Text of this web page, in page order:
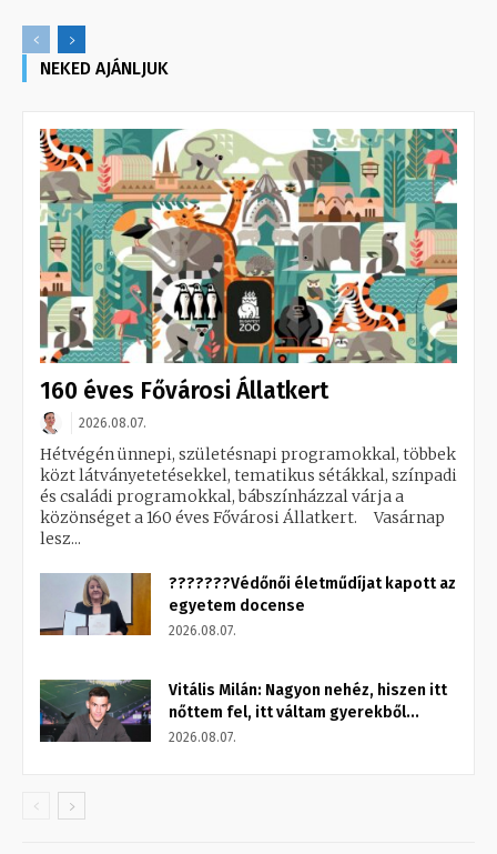
NEKED AJÁNLJUK
160 éves Fővárosi Állatkert
2026.08.07.
Hétvégén ünnepi, születésnapi programokkal, többek
közt látványetetésekkel, tematikus sétákkal, színpadi
és családi programokkal, bábszínházzal várja a
közönséget a 160 éves Fővárosi Állatkert. Vasárnap
lesz...
???????Védőnői életműdíjat kapott az
egyetem docense
2026.08.07.
Vitális Milán: Nagyon nehéz, hiszen itt
nőttem fel, itt váltam gyerekből...
2026.08.07.